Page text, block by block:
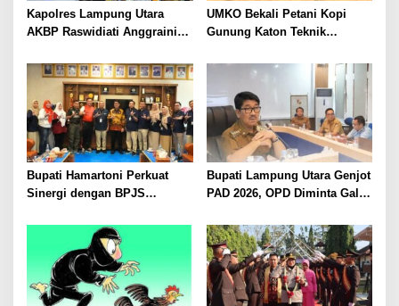
Kapolres Lampung Utara
AKBP Raswidiati Anggraini
Tokoh Masyarakat dan Adat
Perkuat Kamtibmas
UMKO Bekali Petani Kopi
Gunung Katon Teknik
Jual Hasil Panen Meningkat
Bupati Hamartoni Perkuat
Sinergi dengan BPJS
Kesehatan Makin Cepat dan
Bupati Lampung Utara Genjot
PAD 2026, OPD Diminta Gali
hingga Optimalkan PBB-P2